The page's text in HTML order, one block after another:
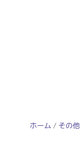
ホーム / その他